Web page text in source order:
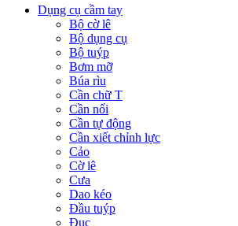
Dụng cụ cầm tay
Bộ cờ lê
Bộ dụng cụ
Bộ tuýp
Bơm mỡ
Búa rìu
Cần chữ T
Cần nối
Cần tự động
Cần xiết chỉnh lực
Cảo
Cờ lê
Cưa
Dao kéo
Đầu tuýp
Đục